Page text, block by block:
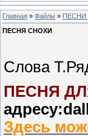
Главная » Файлы » ПЕСНИ
ПЕСНЯ СНОХИ
Слова
ПЕСНЯ
Здесь